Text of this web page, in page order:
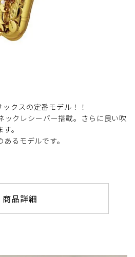
ックスの定番モデル！！
ックレシーバー搭載。さらに良い吹
。
るモデルです。
商品詳細